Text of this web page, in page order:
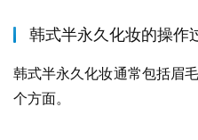
韩式半永久化妆的操作
韩式半永久化妆通常包括眉
个方面。